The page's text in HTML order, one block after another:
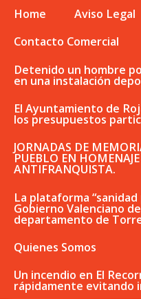
Home Aviso Legal
Contacto Comercial
Detenido un hombre
en una instalación
El Ayuntamiento de
los presupuestos
JORNADAS DE
PUEBLO EN
ANTIFRANQUISTA.
La plataforma “sanidad
Gobierno Valenciano
departamento de
Quienes Somos
Un incendio en El
rápidamente evitando